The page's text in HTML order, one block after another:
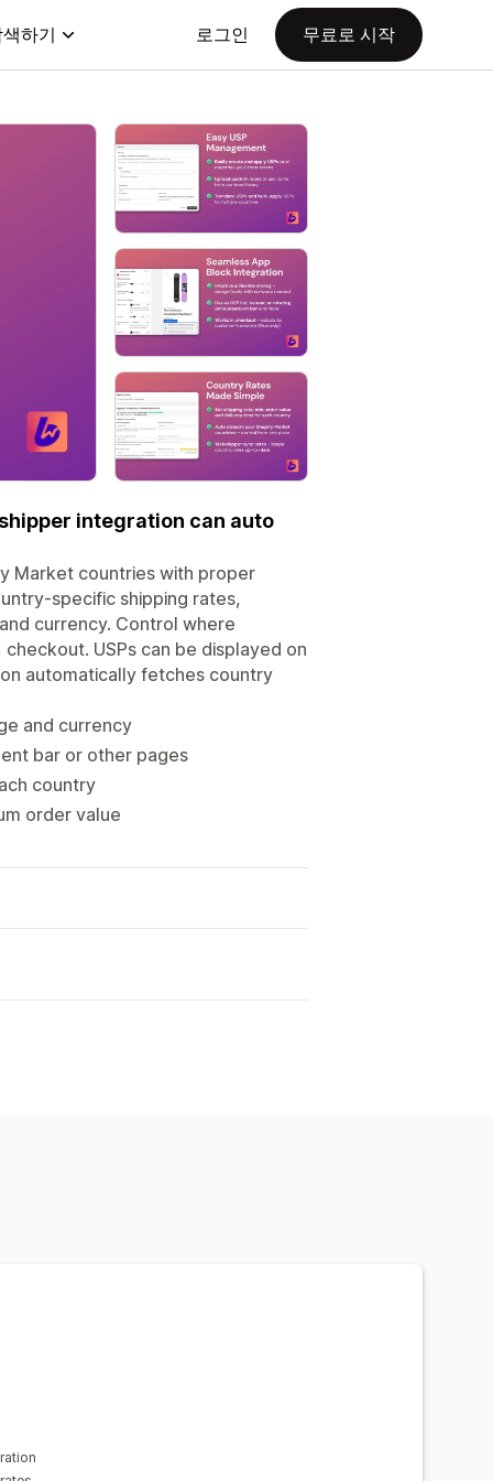
하기 로그인 무료로 시작
integration can auto
Market countries with proper
specific shipping rates,
currency. Control where
USPs can be displayed on
automatically fetches country
and currency
bar or other pages
country
order value